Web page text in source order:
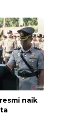
naik